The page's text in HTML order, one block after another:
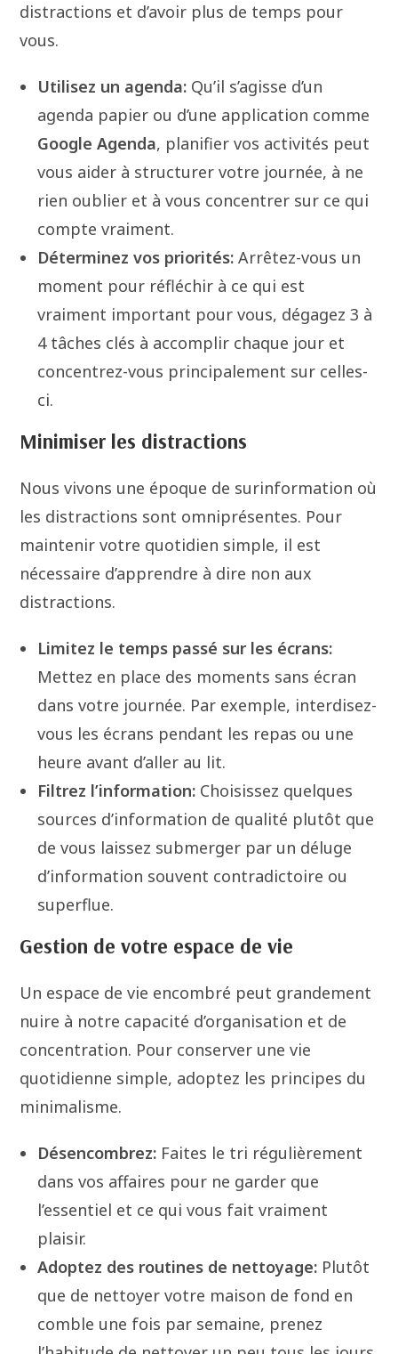
distractions et d’avoir plus de temps pour
vous.
Utilisez un agenda: Qu’il s’agisse d’un
agenda papier ou d’une application comme
Google Agenda, planifier vos activités peut
vous aider à structurer votre journée, à ne
rien oublier et à vous concentrer sur ce qui
compte vraiment.
Déterminez vos priorités: Arrêtez-vous un
moment pour réfléchir à ce qui est
vraiment important pour vous, dégagez 3 à
4 tâches clés à accomplir chaque jour et
concentrez-vous principalement sur celles-
ci.
Minimiser les distractions
Nous vivons une époque de surinformation où
les distractions sont omniprésentes. Pour
maintenir votre quotidien simple, il est
nécessaire d’apprendre à dire non aux
distractions.
Limitez le temps passé sur les écrans:
Mettez en place des moments sans écran
dans votre journée. Par exemple, interdisez-
vous les écrans pendant les repas ou une
heure avant d’aller au lit.
Filtrez l’information: Choisissez quelques
sources d’information de qualité plutôt que
de vous laissez submerger par un déluge
d’information souvent contradictoire ou
superflue.
Gestion de votre espace de vie
Un espace de vie encombré peut grandement
nuire à notre capacité d’organisation et de
concentration. Pour conserver une vie
quotidienne simple, adoptez les principes du
minimalisme.
Désencombrez: Faites le tri régulièrement
dans vos affaires pour ne garder que
l’essentiel et ce qui vous fait vraiment
plaisir.
Adoptez des routines de nettoyage: Plutôt
que de nettoyer votre maison de fond en
comble une fois par semaine, prenez